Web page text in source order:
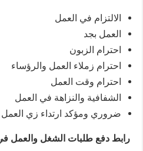
الالتزام في العمل
العمل بجد
احترام الزبون
احترام زملاء العمل والرؤساء
احترام وقت العمل
الشفافية والنزاهة في العمل
ضروري ومؤكد ارتداء زي العمل
رابط دفع طلبات الشغل والعمل